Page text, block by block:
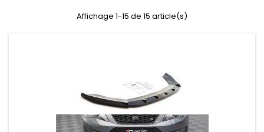
Affichage 1-15 de 15 article(s)